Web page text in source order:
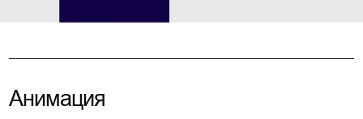
Анимация